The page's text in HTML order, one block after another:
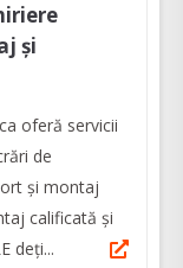
și
oferă servicii
de
și montaj
calificată și
deți...